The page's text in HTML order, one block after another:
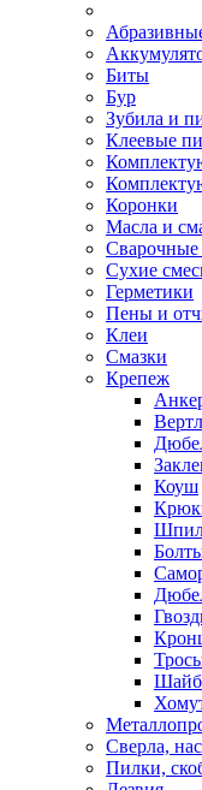
Биты
Бур
Зубила и
Клеевые
Коронки
Масла и
Сварочные
Сухие
Герметики
Пены и
Клеи
Смазки
Крепеж
Коуш
Сверла,
Пилки,